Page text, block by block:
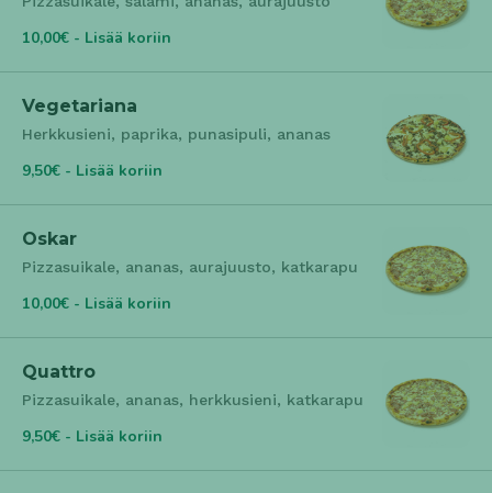
10,00€ - Lisää koriin
Vegetariana
Herkkusieni, paprika, punasipuli, ananas
9,50€ - Lisää koriin
Oskar
Pizzasuikale, ananas, aurajuusto, katkarapu
10,00€ - Lisää koriin
Quattro
Pizzasuikale, ananas, herkkusieni, katkarapu
9,50€ - Lisää koriin